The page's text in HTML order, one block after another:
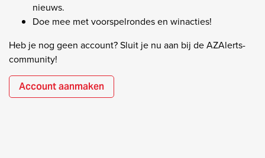
nieuws.
Doe mee met voorspelrondes en winacties!
Heb je nog geen account? Sluit je nu aan bij de AZAlerts-
community!
Account aanmaken